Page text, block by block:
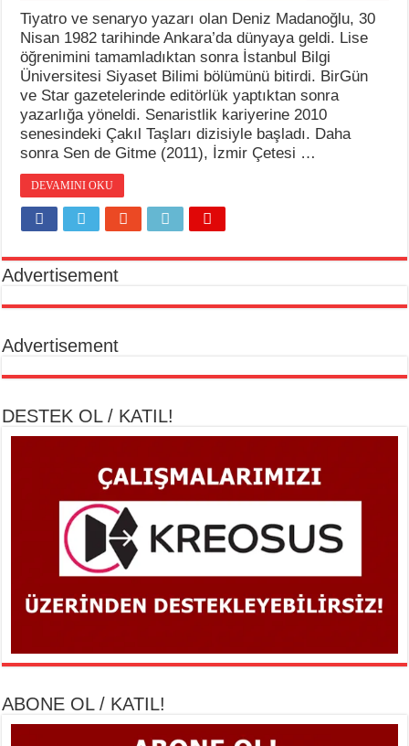
Tiyatro ve senaryo yazarı olan Deniz Madanoğlu, 30
Nisan 1982 tarihinde Ankara’da dünyaya geldi. Lise
öğrenimini tamamladıktan sonra İstanbul Bilgi
Üniversitesi Siyaset Bilimi bölümünü bitirdi. BirGün
ve Star gazetelerinde editörlük yaptıktan sonra
yazarlığa yöneldi. Senaristlik kariyerine 2010
senesindeki Çakıl Taşları dizisiyle başladı. Daha
sonra Sen de Gitme (2011), İzmir Çetesi …
DEVAMINI OKU
Advertisement
Advertisement
DESTEK OL / KATIL!
ABONE OL / KATIL!